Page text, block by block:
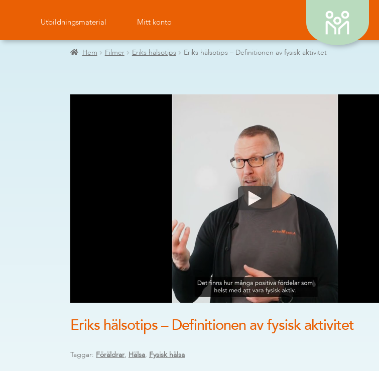
Utbildningsmaterial Mitt konto
Hem Filmer Eriks hälsotips Eriks hälsotips – Definitionen av fysisk aktivitet
Eriks hälsotips – Definitionen av fysisk aktivitet
Taggar: Föräldrar, Hälsa, Fysisk hälsa